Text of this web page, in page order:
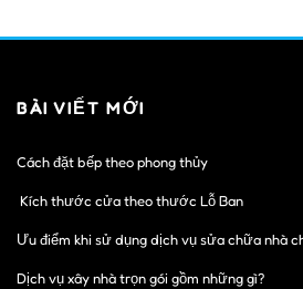
BÀI VIẾT MỚI
Cách đặt bếp theo phong thủy
Kích thước cửa theo thước Lỗ Ban
Ưu điểm khi sử dụng dịch vụ sửa chữa nhà
Dịch vụ xây nhà trọn gói gồm những gì?